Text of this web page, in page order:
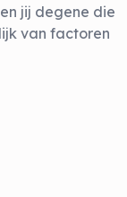
jij degene die
van factoren